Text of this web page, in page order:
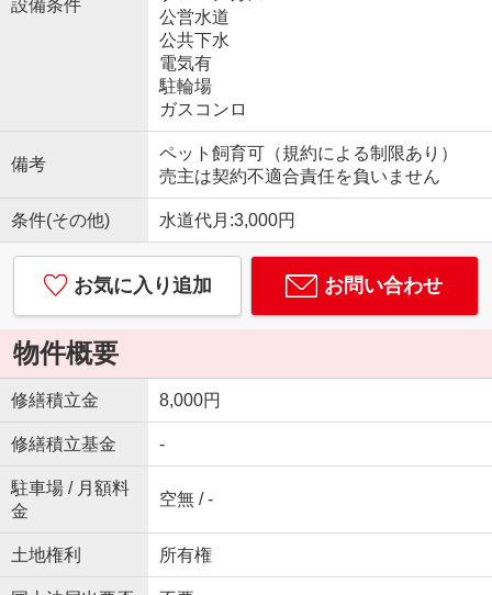
設備条件
公営水道
公共下水
電気有
駐輪場
ガスコンロ
備考
ペット飼育可（規約による制限あり）
売主は契約不適合責任を負いません
条件(その他) 水道代月:3,000円
お気に入り追加 お問い合わせ
物件概要
修繕積立金 8,000円
修繕積立基金 -
駐車場 / 月額料
金
空無 / -
土地権利 所有権